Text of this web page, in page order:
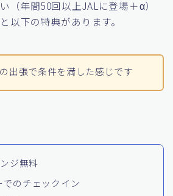
（年間50回以上JALに登場＋α）
以下の特典があります。
出張で条件を満した感じです
ジ無料
のチェックイン